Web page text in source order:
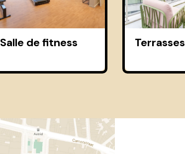
Salle de fitness Terrasses